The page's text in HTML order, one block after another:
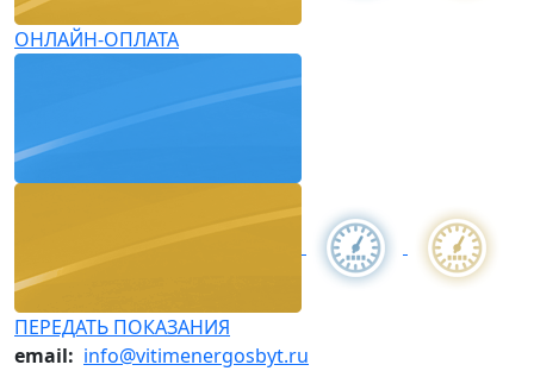
ОНЛАЙН-ОПЛАТА
ПЕРЕДАТЬ ПОКАЗАНИЯ
email: info@vitimenergosbyt.ru